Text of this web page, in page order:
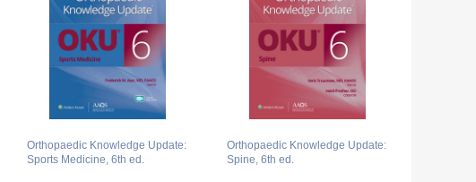
Orthopaedic Knowledge Update:
Sports Medicine, 6th ed.
Orthopaedic Knowledge Update:
Spine, 6th ed.